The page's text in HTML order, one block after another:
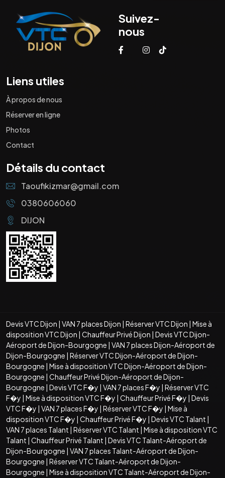
Suivez-
nous
Liens utiles
À propos de nous
Réserver en ligne
Photos
Contact
Détails du contact
Taoufikizmar@gmail.com
0380606060
DIJON
Devis VTC Dijon | VAN 7 places Dijon | Réserver VTC Dijon | Mise à
disposition VTC Dijon | Chauffeur Privé Dijon | Devis VTC Dijon-
Aéroport de Dijon-Bourgogne | VAN 7 places Dijon-Aéroport de
Dijon-Bourgogne | Réserver VTC Dijon-Aéroport de Dijon-
Bourgogne | Mise à disposition VTC Dijon-Aéroport de Dijon-
Bourgogne | Chauffeur Privé Dijon-Aéroport de Dijon-
Bourgogne | Devis VTC F�y | VAN 7 places F�y | Réserver VTC
F�y | Mise à disposition VTC F�y | Chauffeur Privé F�y | Devis
VTC F�y | VAN 7 places F�y | Réserver VTC F�y | Mise à
disposition VTC F�y | Chauffeur Privé F�y | Devis VTC Talant |
VAN 7 places Talant | Réserver VTC Talant | Mise à disposition VTC
Talant | Chauffeur Privé Talant | Devis VTC Talant-Aéroport de
Dijon-Bourgogne | VAN 7 places Talant-Aéroport de Dijon-
Bourgogne | Réserver VTC Talant-Aéroport de Dijon-
Bourgogne | Mise à disposition VTC Talant-Aéroport de Dijon-